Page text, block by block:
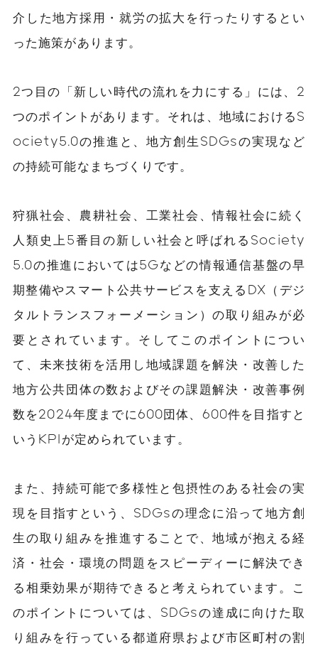
介した地方採用・就労の拡大を行ったりするとい
った施策があります。
2つ目の「新しい時代の流れを力にする」には、2
つのポイントがあります。それは、地域におけるS
ociety5.0の推進と、地方創生SDGsの実現など
の持続可能なまちづくりです。
狩猟社会、農耕社会、工業社会、情報社会に続く
人類史上5番目の新しい社会と呼ばれるSociety
5.0の推進においては5Gなどの情報通信基盤の早
期整備やスマート公共サービスを支えるDX（デジ
タルトランスフォーメーション）の取り組みが必
要とされています。そしてこのポイントについ
て、未来技術を活用し地域課題を解決・改善した
地方公共団体の数およびその課題解決・改善事例
数を2024年度までに600団体、600件を目指すと
いうKPIが定められています。
また、持続可能で多様性と包摂性のある社会の実
現を目指すという、SDGsの理念に沿って地方創
生の取り組みを推進することで、地域が抱える経
済・社会・環境の問題をスピーディーに解決でき
る相乗効果が期待できると考えられています。こ
のポイントについては、SDGsの達成に向けた取
り組みを行っている都道府県および市区町村の割